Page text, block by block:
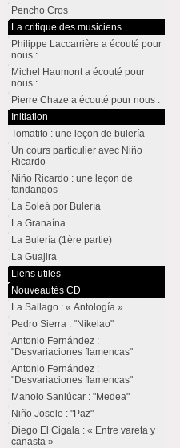
Pencho Cros
La critique des musiciens
Philippe Laccarrière a écouté pour
nous :
Michel Haumont a écouté pour
nous :
Pierre Chaze a écouté pour nous :
Initiation
Tomatito : une leçon de bulería
Un cours particulier avec Niño
Ricardo
Niño Ricardo : une leçon de
fandangos
La Soleá por Bulería
La Granaína
La Bulería (1ère partie)
La Guajira
Liens utiles
Nouveautés CD
La Sallago : « Antología »
Pedro Sierra : "Nikelao"
Antonio Fernández :
"Desvariaciones flamencas"
Antonio Fernández :
"Desvariaciones flamencas"
Manolo Sanlúcar : "Medea"
Niño Josele : "Paz"
Diego El Cigala : « Entre vareta y
canasta »